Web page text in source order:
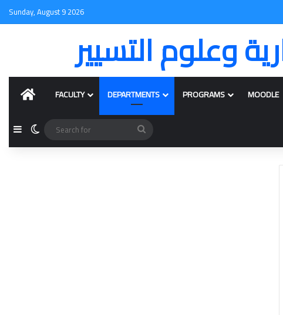
Sunday, August 9 2026
وعلوم التسيير
HOMEFACULTY DEPARTMENTS PROGRAMS MOODLE
Sidebar Switch skin
Search
for